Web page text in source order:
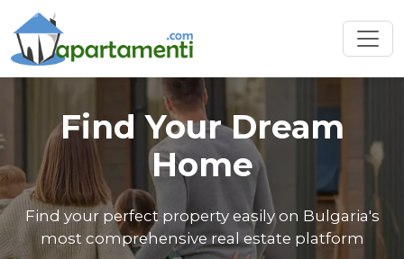
Find Your Dream
Home
Find your perfect property easily on Bulgaria's
most comprehensive real estate platform